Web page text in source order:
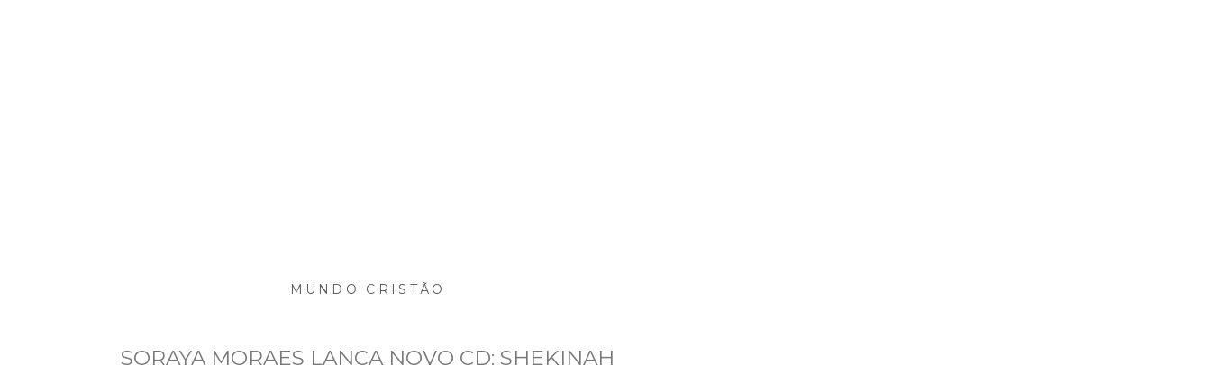
MUNDO CRISTÃO
SORAYA MORAES LANÇA NOVO CD: SHEKINAH